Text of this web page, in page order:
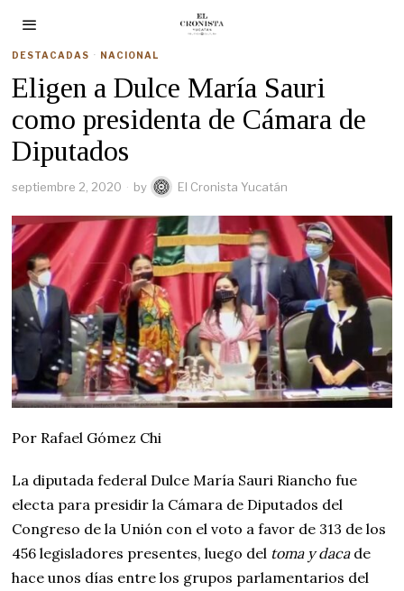
DESTACADAS · NACIONAL
Eligen a Dulce María Sauri
como presidenta de Cámara de
Diputados
septiembre 2, 2020 by El Cronista Yucatán
Por Rafael Gómez Chi
La diputada federal Dulce María Sauri Riancho fue
electa para presidir la Cámara de Diputados del
Congreso de la Unión con el voto a favor de 313 de los
456 legisladores presentes, luego del toma y dacade
hace unos días entre los grupos parlamentarios del